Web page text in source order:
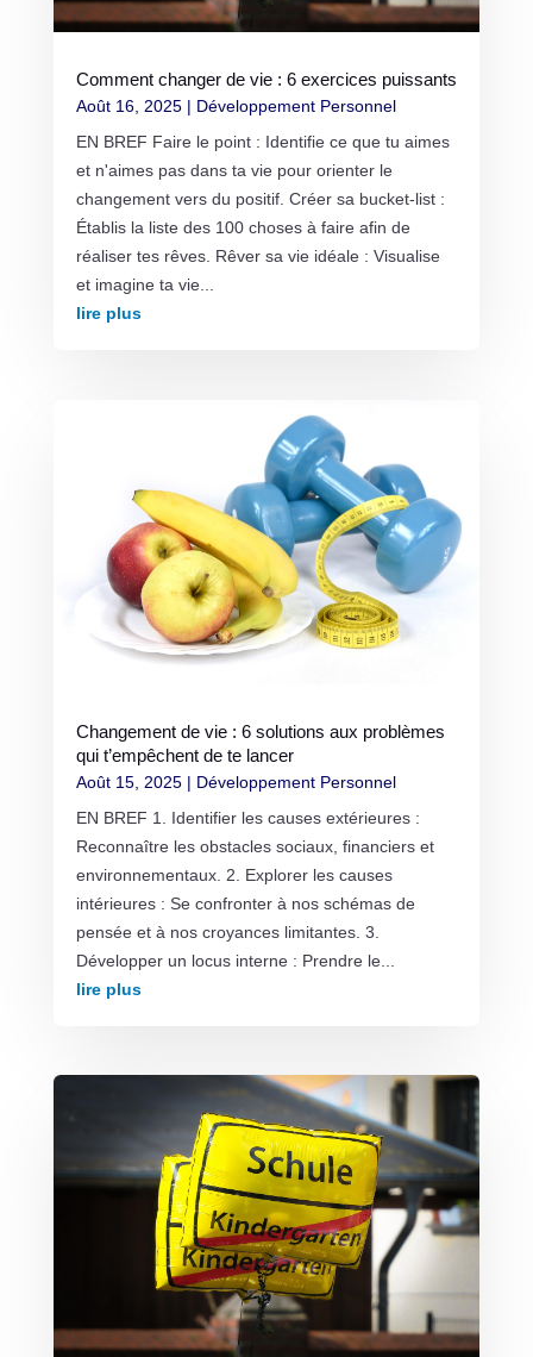
Comment changer de vie : 6 exercices puissants
Août 16, 2025| Développement Personnel
EN BREF Faire le point : Identifie ce que tu aimes
et n'aimes pas dans ta vie pour orienter le
changement vers du positif. Créer sa bucket-list :
Établis la liste des 100 choses à faire afin de
réaliser tes rêves. Rêver sa vie idéale : Visualise
et imagine ta vie...
lire plus
Changement de vie : 6 solutions aux problèmes
qui t’empêchent de te lancer
Août 15, 2025| Développement Personnel
EN BREF 1. Identifier les causes extérieures :
Reconnaître les obstacles sociaux, financiers et
environnementaux. 2. Explorer les causes
intérieures : Se confronter à nos schémas de
pensée et à nos croyances limitantes. 3.
Développer un locus interne : Prendre le...
lire plus